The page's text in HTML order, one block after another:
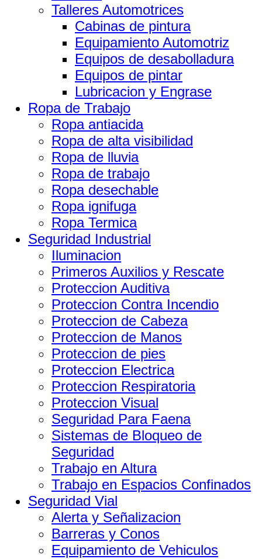
Talleres Automotrices
Cabinas de pintura
Equipamiento Automotriz
Equipos de desabolladura
Equipos de pintar
Lubricacion y Engrase
Ropa de Trabajo
Ropa antiacida
Ropa de alta visibilidad
Ropa de lluvia
Ropa de trabajo
Ropa desechable
Ropa ignifuga
Ropa Termica
Seguridad Industrial
Iluminacion
Primeros Auxilios y Rescate
Proteccion Auditiva
Proteccion Contra Incendio
Proteccion de Cabeza
Proteccion de Manos
Proteccion de pies
Proteccion Electrica
Proteccion Respiratoria
Proteccion Visual
Seguridad Para Faena
Sistemas de Bloqueo de
Seguridad
Trabajo en Altura
Trabajo en Espacios Confinados
Seguridad Vial
Alerta y Señalizacion
Barreras y Conos
Equipamiento de Vehiculos